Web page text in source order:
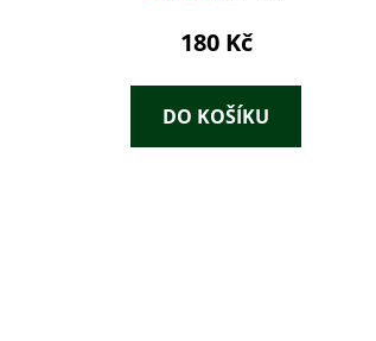
180 Kč
DO KOŠÍKU